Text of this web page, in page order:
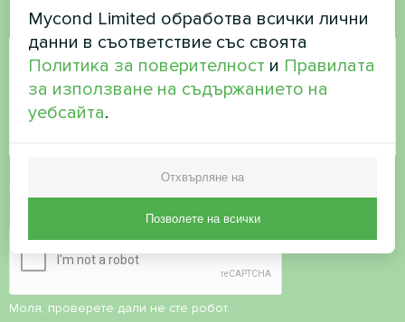
Коментар
политиката за поверителност
Проверка на сигурността*
Моля, проверете дали не сте робот.
Mycond Limited обработва всички лични
данни в съответствие със своята
Политика за поверителност и Правилата
за използване на съдържанието на
уебсайта.
Отхвърляне на
Позволете на всички